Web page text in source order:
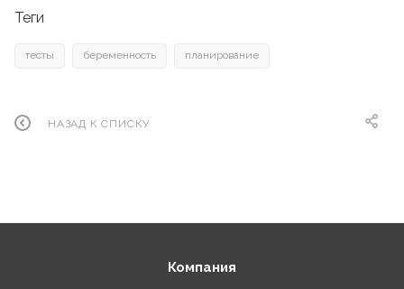
Теги
тесты беременность планирование
НАЗАД К СПИСКУ
Компания